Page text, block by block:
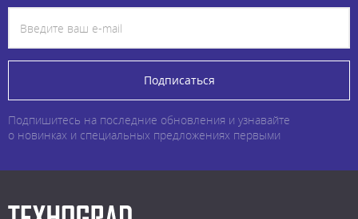
Подписаться
Подпишитесь на последние обновления и узнавайте
о новинках и специальных предложениях первыми